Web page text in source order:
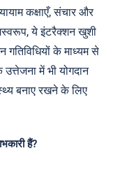
कक्षाएँ, संचार और
ये इंटरैक्शन खुशी
के माध्यम से
में भी योगदान
बनाए रखने के लिए
हैं?